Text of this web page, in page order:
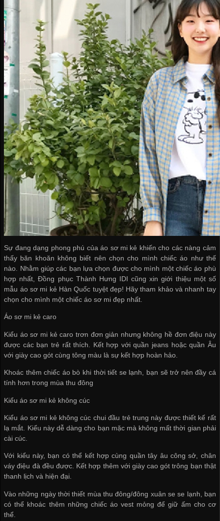
Sự đang dạng phong phú của áo sơ mi kẻ khiến cho các nàng cảm
thấy băn khoăn không biết nên chọn cho mình chiếc áo như thế
nào. Nhằm giúp các bạn lựa chọn được cho mình một chiếc áo phù
hợp nhất, Đồng phục Thành Hưng IDI cũng xin giới thiệu một số
mẫu áo sơ mi kẻ Hàn Quốc tuyệt đẹp! Hãy tham khảo và nhanh tay
chọn cho mình một chiếc áo sơ mi đẹp nhất.
Áo sơ mi kẻ caro
Kiểu áo sơ mi kẻ caro trơn đơn giản nhưng không hề đơn điệu này
được các bạn trẻ rất thích. Kết hợp với quần jeans hoặc quần Âu
với giày cao gót cùng tông màu là sự kết hợp hoàn hảo.
Khoác thêm chiếc áo bò khi thời tiết se lạnh, bạn sẽ trở nên đầy cá
tính hơn trong mùa thu đông
Kiểu áo sơ mi kẻ không cúc
Kiểu áo sơ mi kẻ không cúc chui đầu trẻ trung này được thiết kế rất
lạ mắt. Kiểu này dễ dàng cho bạn mặc mà không mất thời gian phải
cài cúc.
Với kiểu này, bạn có thể kết hợp cùng quần tây âu công sở, chân
váy điệu đà đều được. Kết hợp thêm với giày cao gót trông bạn thật
thanh lịch và hiện đại.
Vào những ngày thời thiết mùa thu đông/đông xuân se se lạnh, bạn
có thể khoác thêm những chiếc áo vest mỏng để giữ ấm cho cơ
thể.